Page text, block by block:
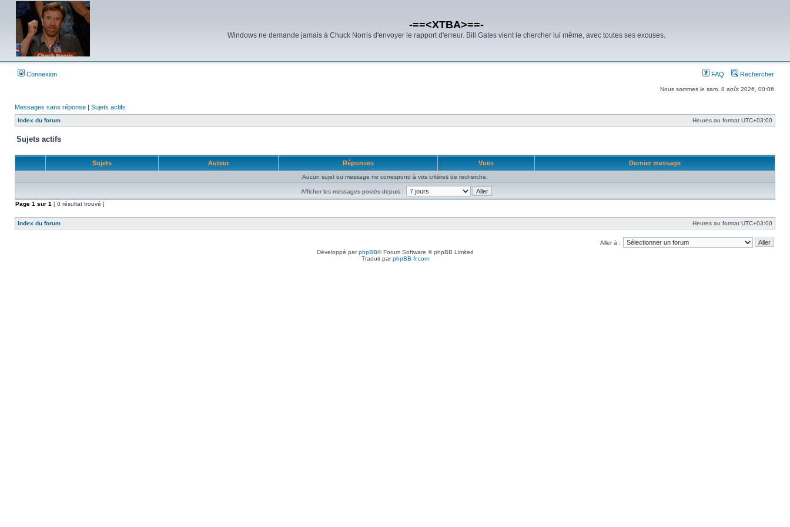
-==<XTBA>==-
Windows ne demande jamais à Chuck Norris d'envoyer le rapport d'erreur. Bill Gates vient le chercher lui même, avec toutes ses excuses.
Connexion FAQ Rechercher
Nous sommes le sam. 8 août 2026, 00:06
Messages sans réponse | Sujets actifs
Index du forum Heures au format UTC+03:00
Sujets actifs
Sujets Auteur Réponses Vues Dernier message
Aucun sujet ou message ne correspond à vos critères de recherche.
Afficher les messages postés depuis :
Page 1 sur 1 [ 0 résultat trouvé ]
Index du forum Heures au format UTC+03:00
Aller à :
Développé parphpBB® Forum Software © phpBB Limited
Traduit parphpBB-fr.com